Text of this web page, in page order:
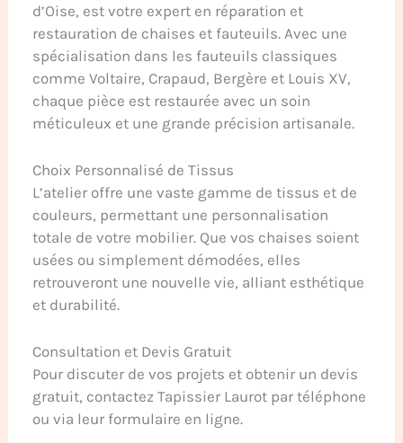
d’Oise, est votre expert en réparation et
restauration de chaises et fauteuils. Avec une
spécialisation dans les fauteuils classiques
comme Voltaire, Crapaud, Bergère et Louis XV,
chaque pièce est restaurée avec un soin
méticuleux et une grande précision artisanale.
Choix Personnalisé de Tissus
L’atelier offre une vaste gamme de tissus et de
couleurs, permettant une personnalisation
totale de votre mobilier. Que vos chaises soient
usées ou simplement démodées, elles
retrouveront une nouvelle vie, alliant esthétique
et durabilité.
Consultation et Devis Gratuit
Pour discuter de vos projets et obtenir un devis
gratuit, contactez Tapissier Laurot par téléphone
ou via leur formulaire en ligne.